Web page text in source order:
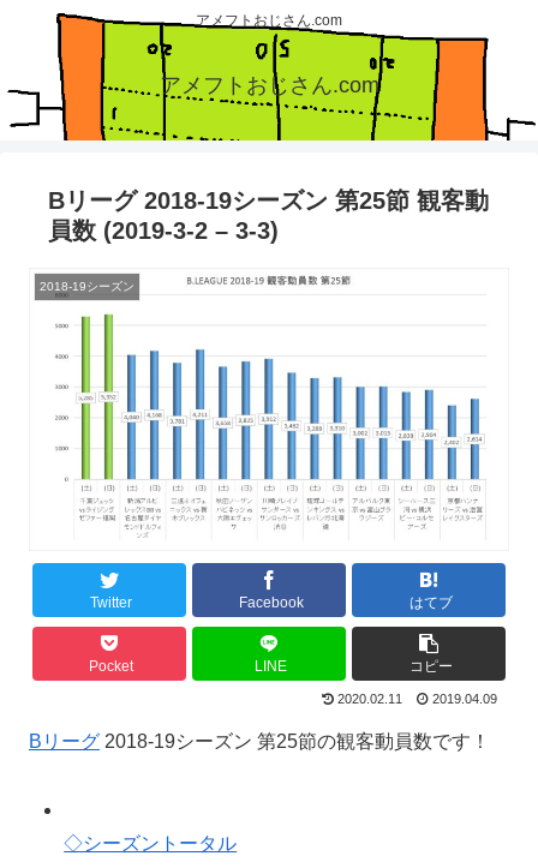
アメフトおじさん.com
アメフトおじさん.com
Bリーグ 2018-19シーズン 第25節 観客動
員数 (2019-3-2 – 3-3)
2018-19シーズン
Twitter Facebook はてブ
Pocket LINE コピー
2020.02.11 2019.04.09
Bリーグ 2018-19シーズン 第25節の観客動員数です！
◇シーズントータル